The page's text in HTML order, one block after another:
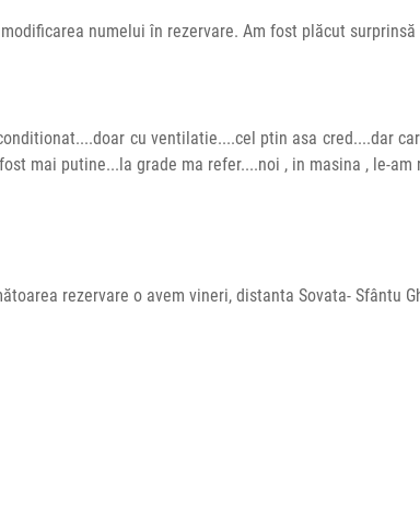
numelui în rezervare. Am fost plăcut surprinsă
cu ventilatie....cel ptin asa cred....dar
mai putine...la grade ma refer....noi , in masina , le-
rezervare o avem vineri, distanta Sovata- Sfântu